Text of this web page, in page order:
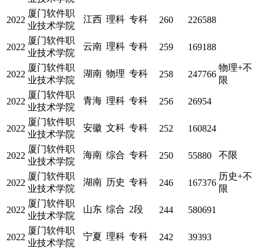
2022
厦门软件职
业技术学院
江西 理科 专科 260 226588
2022
厦门软件职
业技术学院
云南 理科 专科 259 169188
2022
厦门软件职
业技术学院
湖南 物理 专科 258 247766
物理+不
限
2022
厦门软件职
业技术学院
青海 理科 专科 256 26954
2022
厦门软件职
业技术学院
安徽 文科 专科 252 160824
2022
厦门软件职
业技术学院
海南 综合 专科 250 55880 不限
2022
厦门软件职
业技术学院
湖南 历史 专科 246 167376
历史+不
限
2022
厦门软件职
业技术学院
山东 综合 2段 244 580691
2022
厦门软件职
业技术学院
宁夏 理科 专科 242 39393